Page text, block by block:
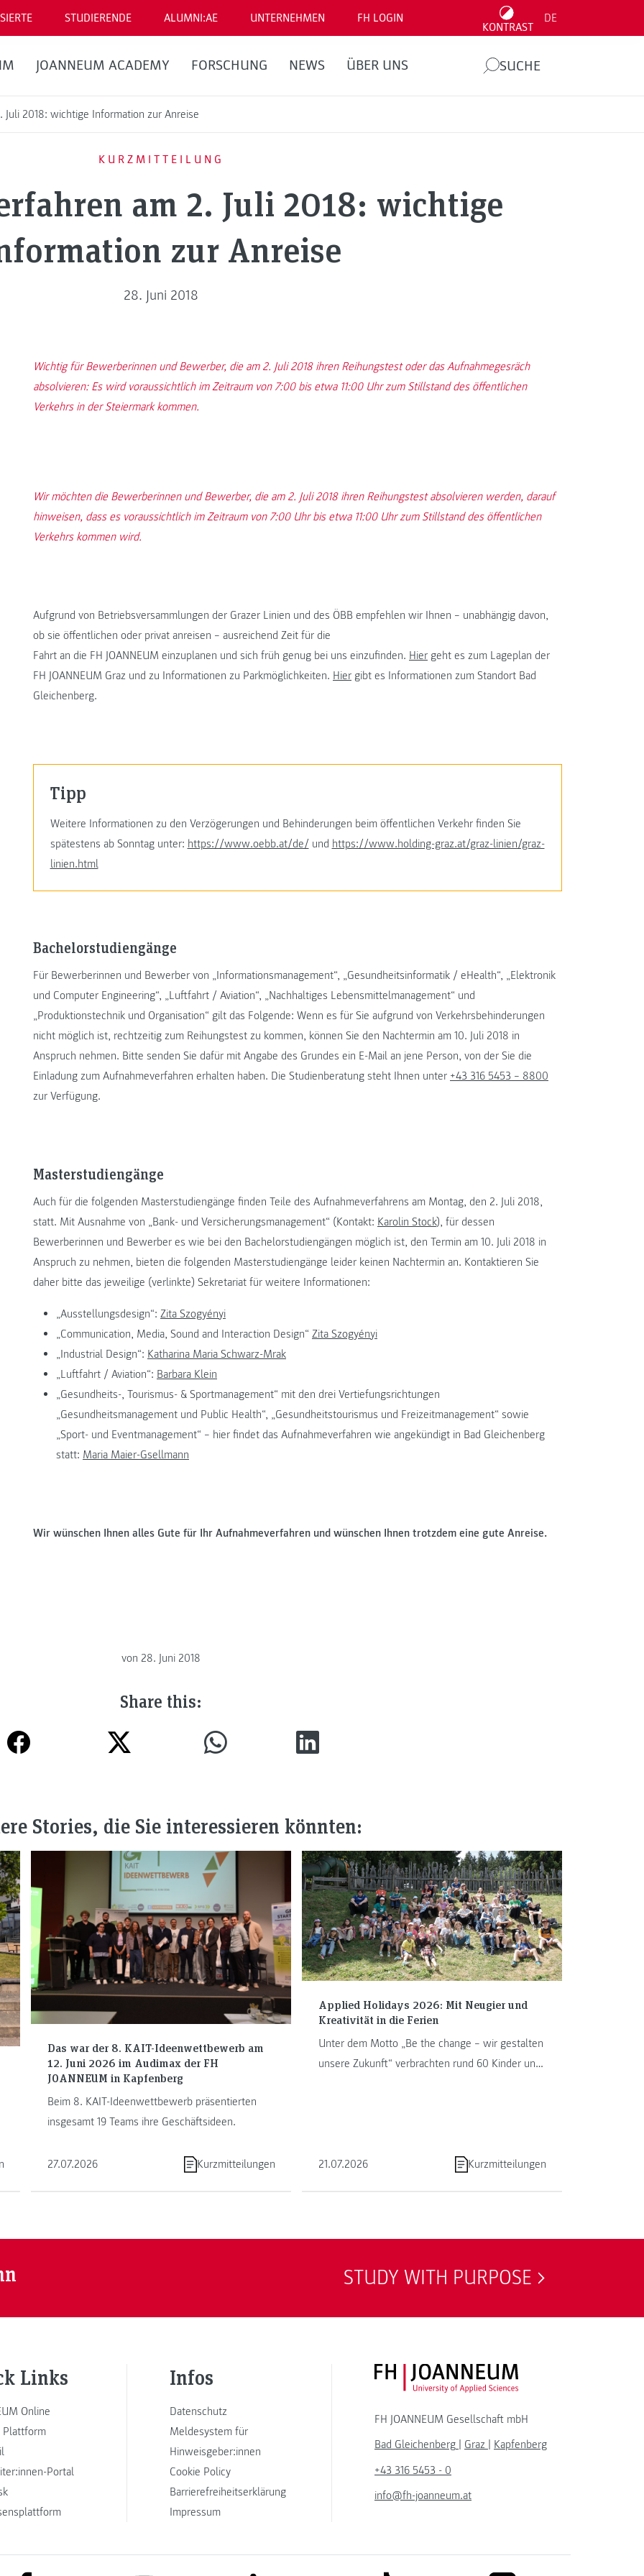
STUDIERENDE ALUMNI:AE UNTERNEHMEN FH LOGIN
KONTRAST
DE
JOANNEUM ACADEMY FORSCHUNG NEWS ÜBER UNS SUCHE
Juli 2018: wichtige Information zur Anreise
KURZMITTEILUNG
am 2. Juli 2018: wichtige
zur Anreise
28. Juni 2018
Wichtig für Bewerberinnen und Bewerber, die am 2. Juli 2018 ihren Reihungstest oder das Aufnahmegesräch
absolvieren: Es wird voraussichtlich im Zeitraum von 7:00 bis etwa 11:00 Uhr zum Stillstand des öffentlichen
Verkehrs in der Steiermark kommen.
Wir möchten die Bewerberinnen und Bewerber, die am 2. Juli 2018 ihren Reihungstest absolvieren werden, darauf
hinweisen, dass es voraussichtlich im Zeitraum von 7:00 Uhr bis etwa 11:00 Uhr zum Stillstand des öffentlichen
Verkehrs kommen wird.
Aufgrund von Betriebsversammlungen der Grazer Linien und des ÖBB empfehlen wir Ihnen – unabhängig davon,
ob sie öffentlichen oder privat anreisen – ausreichend Zeit für die
Fahrt an die FH JOANNEUM einzuplanen und sich früh genug bei uns einzufinden. Hier geht es zum Lageplan der
FH JOANNEUM Graz und zu Informationen zu Parkmöglichkeiten. Hier gibt es Informationen zum Standort Bad
Gleichenberg.
Tipp
Weitere Informationen zu den Verzögerungen und Behinderungen beim öffentlichen Verkehr finden Sie
spätestens ab Sonntag unter: https://www.oebb.at/de/ und https://www.holding-graz.at/graz-linien/graz-
linien.html
Bachelorstudiengänge
Für Bewerberinnen und Bewerber von „Informationsmanagement“, „Gesundheitsinformatik / eHealth“, „Elektronik
und Computer Engineering“, „Luftfahrt / Aviation“, „Nachhaltiges Lebensmittelmanagement“ und
„Produktionstechnik und Organisation“ gilt das Folgende: Wenn es für Sie aufgrund von Verkehrsbehinderungen
nicht möglich ist, rechtzeitig zum Reihungstest zu kommen, können Sie den Nachtermin am 10. Juli 2018 in
Anspruch nehmen. Bitte senden Sie dafür mit Angabe des Grundes ein E-Mail an jene Person, von der Sie die
Einladung zum Aufnahmeverfahren erhalten haben. Die Studienberatung steht Ihnen unter +43 316 5453 – 8800
zur Verfügung.
Masterstudiengänge
Auch für die folgenden Masterstudiengänge finden Teile des Aufnahmeverfahrens am Montag, den 2. Juli 2018,
statt. Mit Ausnahme von „Bank- und Versicherungsmanagement“ (Kontakt: Karolin Stock), für dessen
Bewerberinnen und Bewerber es wie bei den Bachelorstudiengängen möglich ist, den Termin am 10. Juli 2018 in
Anspruch zu nehmen, bieten die folgenden Masterstudiengänge leider keinen Nachtermin an. Kontaktieren Sie
daher bitte das jeweilige (verlinkte) Sekretariat für weitere Informationen:
„Ausstellungsdesign“: Zita Szogyényi
„Communication, Media, Sound and Interaction Design“ Zita Szogyényi
„Industrial Design“: Katharina Maria Schwarz-Mrak
„Luftfahrt / Aviation“: Barbara Klein
„Gesundheits-, Tourismus- & Sportmanagement“ mit den drei Vertiefungsrichtungen
„Gesundheitsmanagement und Public Health“, „Gesundheitstourismus und Freizeitmanagement“ sowie
„Sport- und Eventmanagement“ – hier findet das Aufnahmeverfahren wie angekündigt in Bad Gleichenberg
statt: Maria Maier-Gsellmann
Wir wünschen Ihnen alles Gute für Ihr Aufnahmeverfahren und wünschen Ihnen trotzdem eine gute Anreise.
von 28. Juni 2018
Share this:
Stories, die Sie interessieren könnten:
Das war der 8. KAIT-Ideenwettbewerb am
12. Juni 2026 im Audimax der FH
JOANNEUM in Kapfenberg
Beim 8. KAIT-Ideenwettbewerb präsentierten
insgesamt 19 Teams ihre Geschäftsideen.
27.07.2026 Kurzmitteilungen
Applied Holidays 2026: Mit Neugier und
Kreativität in die Ferien
Unter dem Motto „Be the change – wir gestalten
unsere Zukunft“ verbrachten rund 60 Kinder und
21.07.2026 Kurzmitteilungen
STUDY WITH PURPOSE
Links
Online
Portal
Infos
Datenschutz
Meldesystem für
Hinweisgeber:innen
Cookie Policy
Barrierefreiheitserklärung
Impressum
FH JOANNEUM Logo
FH JOANNEUM Gesellschaft mbH
Bad Gleichenberg
Graz
Kapfenberg
+43 316 5453 - 0
info@fh-joanneum.at